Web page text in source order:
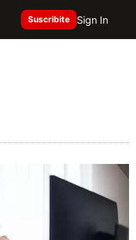
Suscribite Sign In